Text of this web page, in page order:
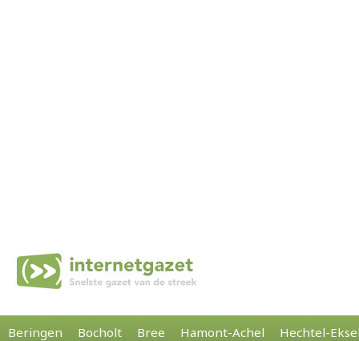
Beringen Bocholt Bree Hamont-Achel Hechtel-